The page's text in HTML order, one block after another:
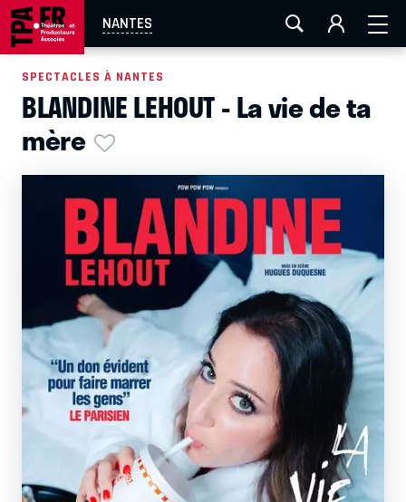
NANTES
AIX-MARSEILLE AURAY LA ROCHELLE
EN TOURNÉE
SPECTACLES À NANTES
BLANDINE LEHOUT - La vie de ta
mère